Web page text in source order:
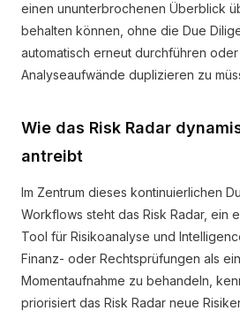
einen ununterbrochenen Überblick
behalten können, ohne die Due
automatisch erneut durchführen
Analyseaufwände duplizieren zu
Wie das Risk Radar
antreibt
Im Zentrum dieses kontinuierlichen
Workflows steht das Risk Radar, ein
Tool für Risikoanalyse und
Finanz- oder Rechtsprüfungen als
Momentaufnahme zu behandeln,
priorisiert das Risk Radar neue